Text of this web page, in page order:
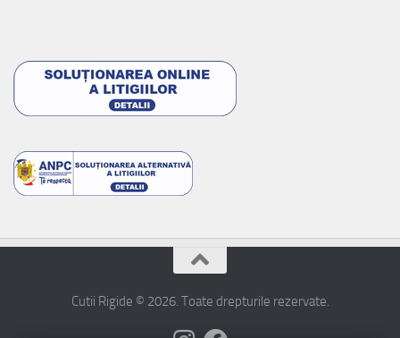
Cutii Rigide © 2026. Toate drepturile rezervate.